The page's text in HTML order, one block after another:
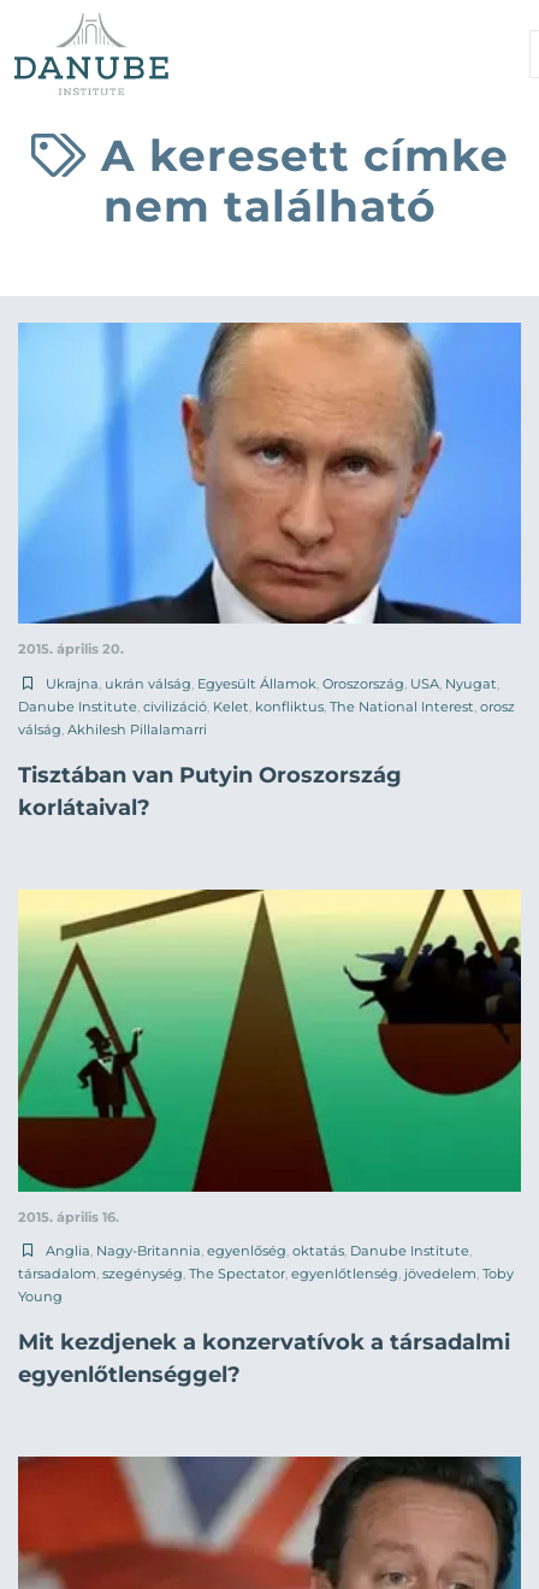
A keresett címke
nem található
2015. április 20.
Ukrajna ukrán válság Egyesült Államok Oroszország USA Nyugat
Danube Institute civilizáció Kelet konfliktus The National Interest orosz
válság Akhilesh Pillalamarri
Tisztában van Putyin Oroszország
korlátaival?
2015. április 16.
Anglia Nagy-Britannia egyenlőség oktatás Danube Institute
társadalom szegénység The Spectator egyenlőtlenség jövedelem Toby
Young
Mit kezdjenek a konzervatívok a társadalmi
egyenlőtlenséggel?